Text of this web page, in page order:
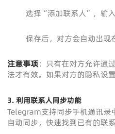
选择“添加联系人”，输
保存后，对方会自动出现
注意事项：只有在对方允许通
法才有效。如果对方的隐私设
3. 利用联系人同步功能
Telegram支持同步手机通讯录
自动同步，快速找到已有的联系